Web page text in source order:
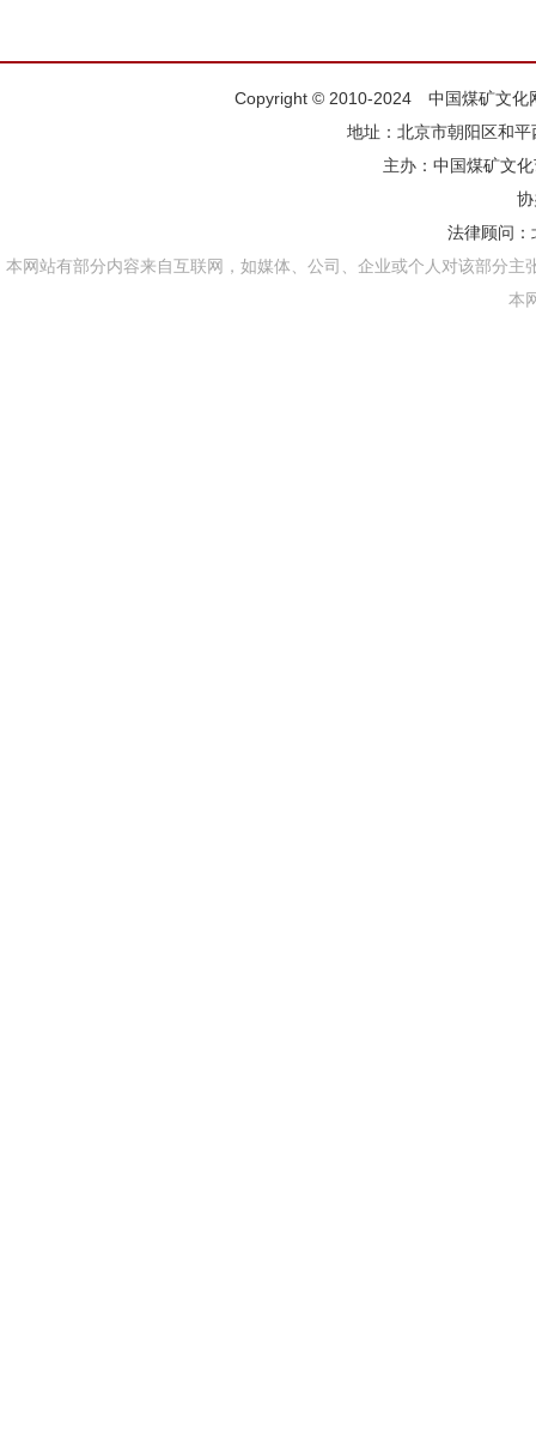
Copyright © 2010-2024 中国煤矿文
地址：北京市朝阳区和
主办： 中国煤矿文
法律顾问：
本网站有部分内容来自互联网，如媒体、公司、企业或个人对该部分
本